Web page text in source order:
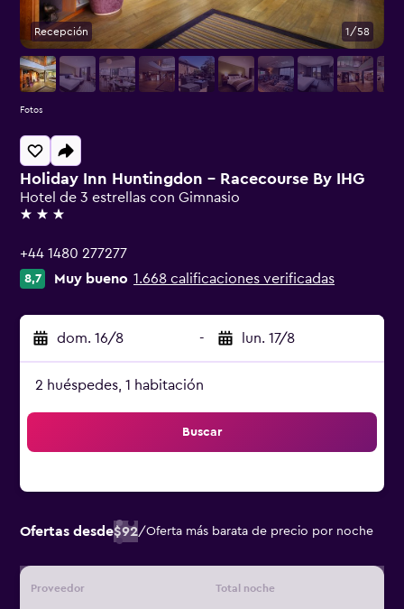
Holiday Inn Huntingdon - Racecourse By IHG
Hotel de 3 estrellas con Gimnasio
3 estrellas
+44 1480 277277
8,7 Muy bueno 1.668 calificaciones verificadas
dom. 16/8 - lun. 17/8
2 huéspedes, 1 habitación
Buscar
Ofertas desde$92/Oferta más barata de precio por noche
Proveedor Total noche
Recepción 1/58
Fotos